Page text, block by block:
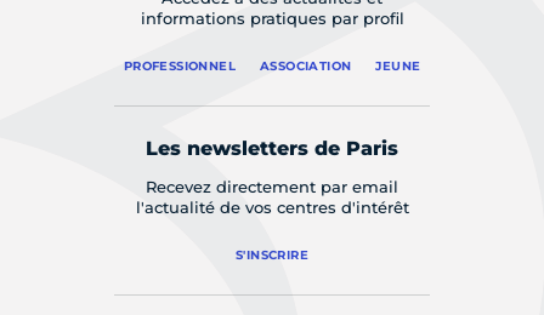
informations pratiques par profil
PROFESSIONNEL ASSOCIATION JEUNE
Les newsletters de Paris
Recevez directement par email
l'actualité de vos centres d'intérêt
S'INSCRIRE